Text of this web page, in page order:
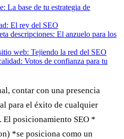
La base de tu estrategia de
El rey del SEO
descripciones: El anzuelo para los
web: Tejiendo la red del SEO
Votos de confianza para tu
contar con una presencia
para el éxito de cualquier
El posicionamiento SEO *
*se posiciona como un